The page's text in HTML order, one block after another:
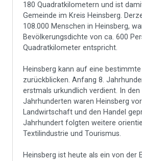
180 Quadratkilometern und ist
Gemeinde im Kreis Heinsberg.
108.000 Menschen in Heinsberg,
Bevölkerungsdichte von ca. 600
Quadratkilometer entspricht.
Heinsberg kann auf eine
zurückblicken. Anfang 8.
erstmals urkundlich verdient. In
Jahrhunderten waren Heinsberg
Landwirtschaft und den Handel
Jahrhundert folgten weitere
Textilindustrie und Tourismus.
Heinsberg ist heute als ein von der